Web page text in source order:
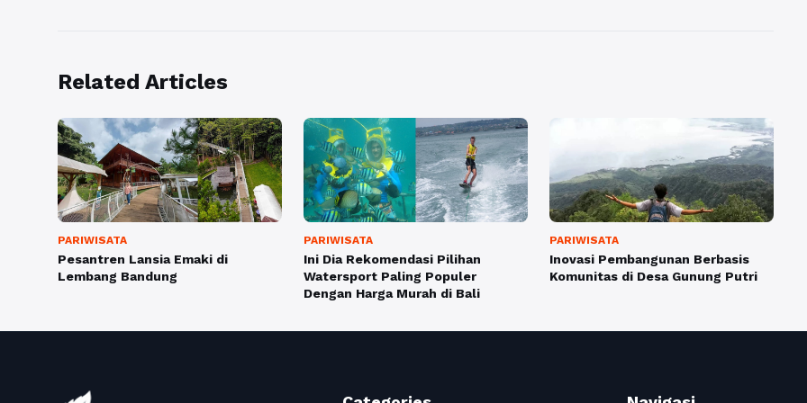
Related Articles
PARIWISATA
Pesantren Lansia Emaki di
Lembang Bandung
PARIWISATA
Ini Dia Rekomendasi Pilihan
Watersport Paling Populer
Dengan Harga Murah di Bali
PARIWISATA
Inovasi Pembangunan Berbasis
Komunitas di Desa Gunung Putri